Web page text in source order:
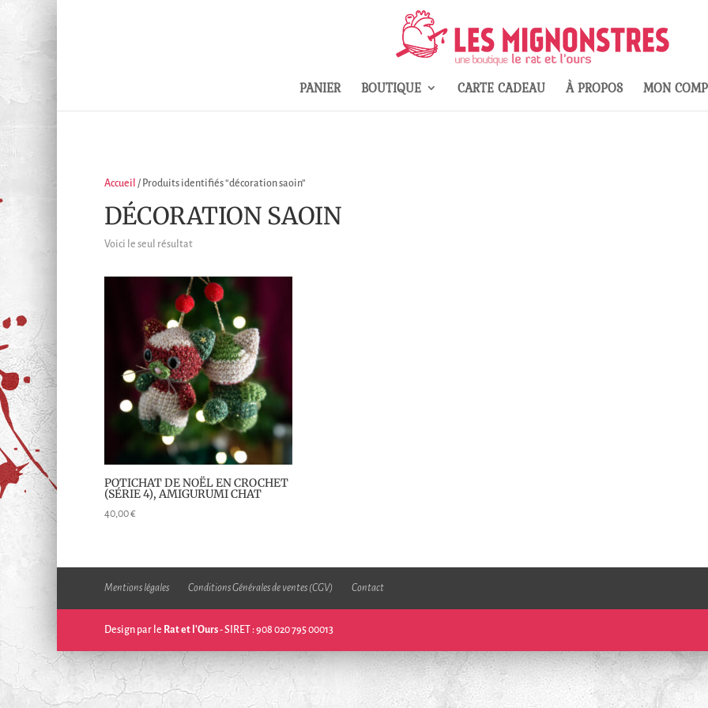
PANIER BOUTIQUE CARTE CADEAU À PROPOS MON
Accueil / Produits identifiés “décoration saoin”
DÉCORATION SAOIN
Voici le seul résultat
POTICHAT DE NOËL EN CROCHET
(SÉRIE 4), AMIGURUMI CHAT
40,00€
Mentions légales Conditions Générales de ventes (CGV) Contact
Design par le Rat et l'Ours- SIRET : 908 020 795 00013